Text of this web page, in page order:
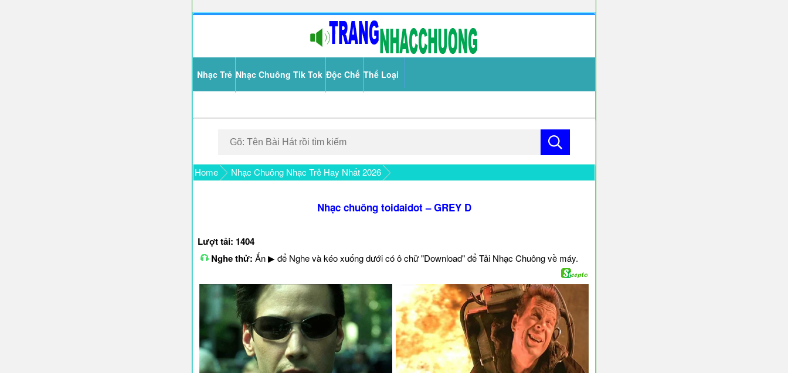
Nhạc Trẻ Nhạc Chuông Tik Tok Độc Chế Thể Loại
Home Nhạc Chuông Nhạc Trẻ Hay Nhất 2026
Nhạc chuông toidaidot – GREY D
Lượt tải: 1404
Nghe thử: Ấn ▶ để Nghe và kéo xuống dưới có ô chữ "Download" để Tải Nhạc Chuông về máy.